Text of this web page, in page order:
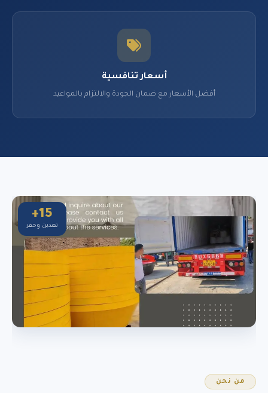
أسعار تنافسية
أفضل الأسعار مع ضمان الجودة والالتزام بالمواعيد
15+
تعدين وحفر
من نحن